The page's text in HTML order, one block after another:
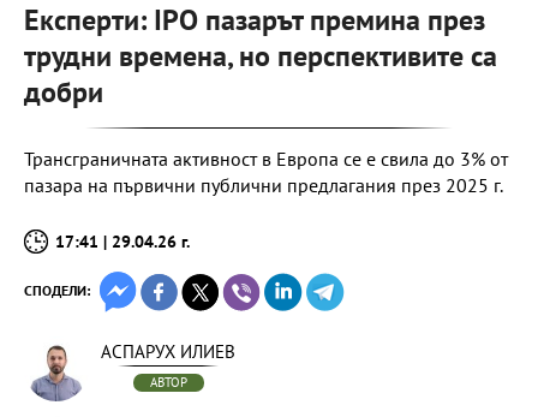
Експерти: IPO пазарът премина през
трудни времена, но перспективите са
добри
Трансграничната активност в Европа се е свила до 3% от
пазара на първични публични предлагания през 2025 г.
17:41 | 29.04.26 г.
СПОДЕЛИ:
АСПАРУХ ИЛИЕВ
АВТОР